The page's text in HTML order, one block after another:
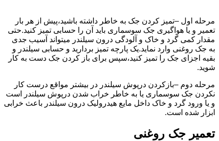
مرحله اول –تمیز کردن جک به خاطر داشته باشید،پیش از هر بار
تعمیر و یا هواگیری جک سوسماری باید آن را حسابی تمیز کنید.حتی
مقدار کمی گرد و خاک و آلودگی درون سیلندر میتواند آسیب جدی
به جک روغنی وارد نماید.یک پارچه تمیز بردارید و حسابی سیلندر و
بقیه اجزای جک را تمیز کنید،سپس برای باز کردن جک دست به کار
شوید.
مرحله دوم –بازکردن درپوش سیلندر در بیشتر مواقع درست کار
نکردن جک سوسماری یا به خاطر خراب شدن درپوش سیلندر است
و یا ورود گرد و خاک داخل مایع هیدرولیک درون سیلندر باعث خرابی
ابزار شده است.
تعمیر جک روغنی